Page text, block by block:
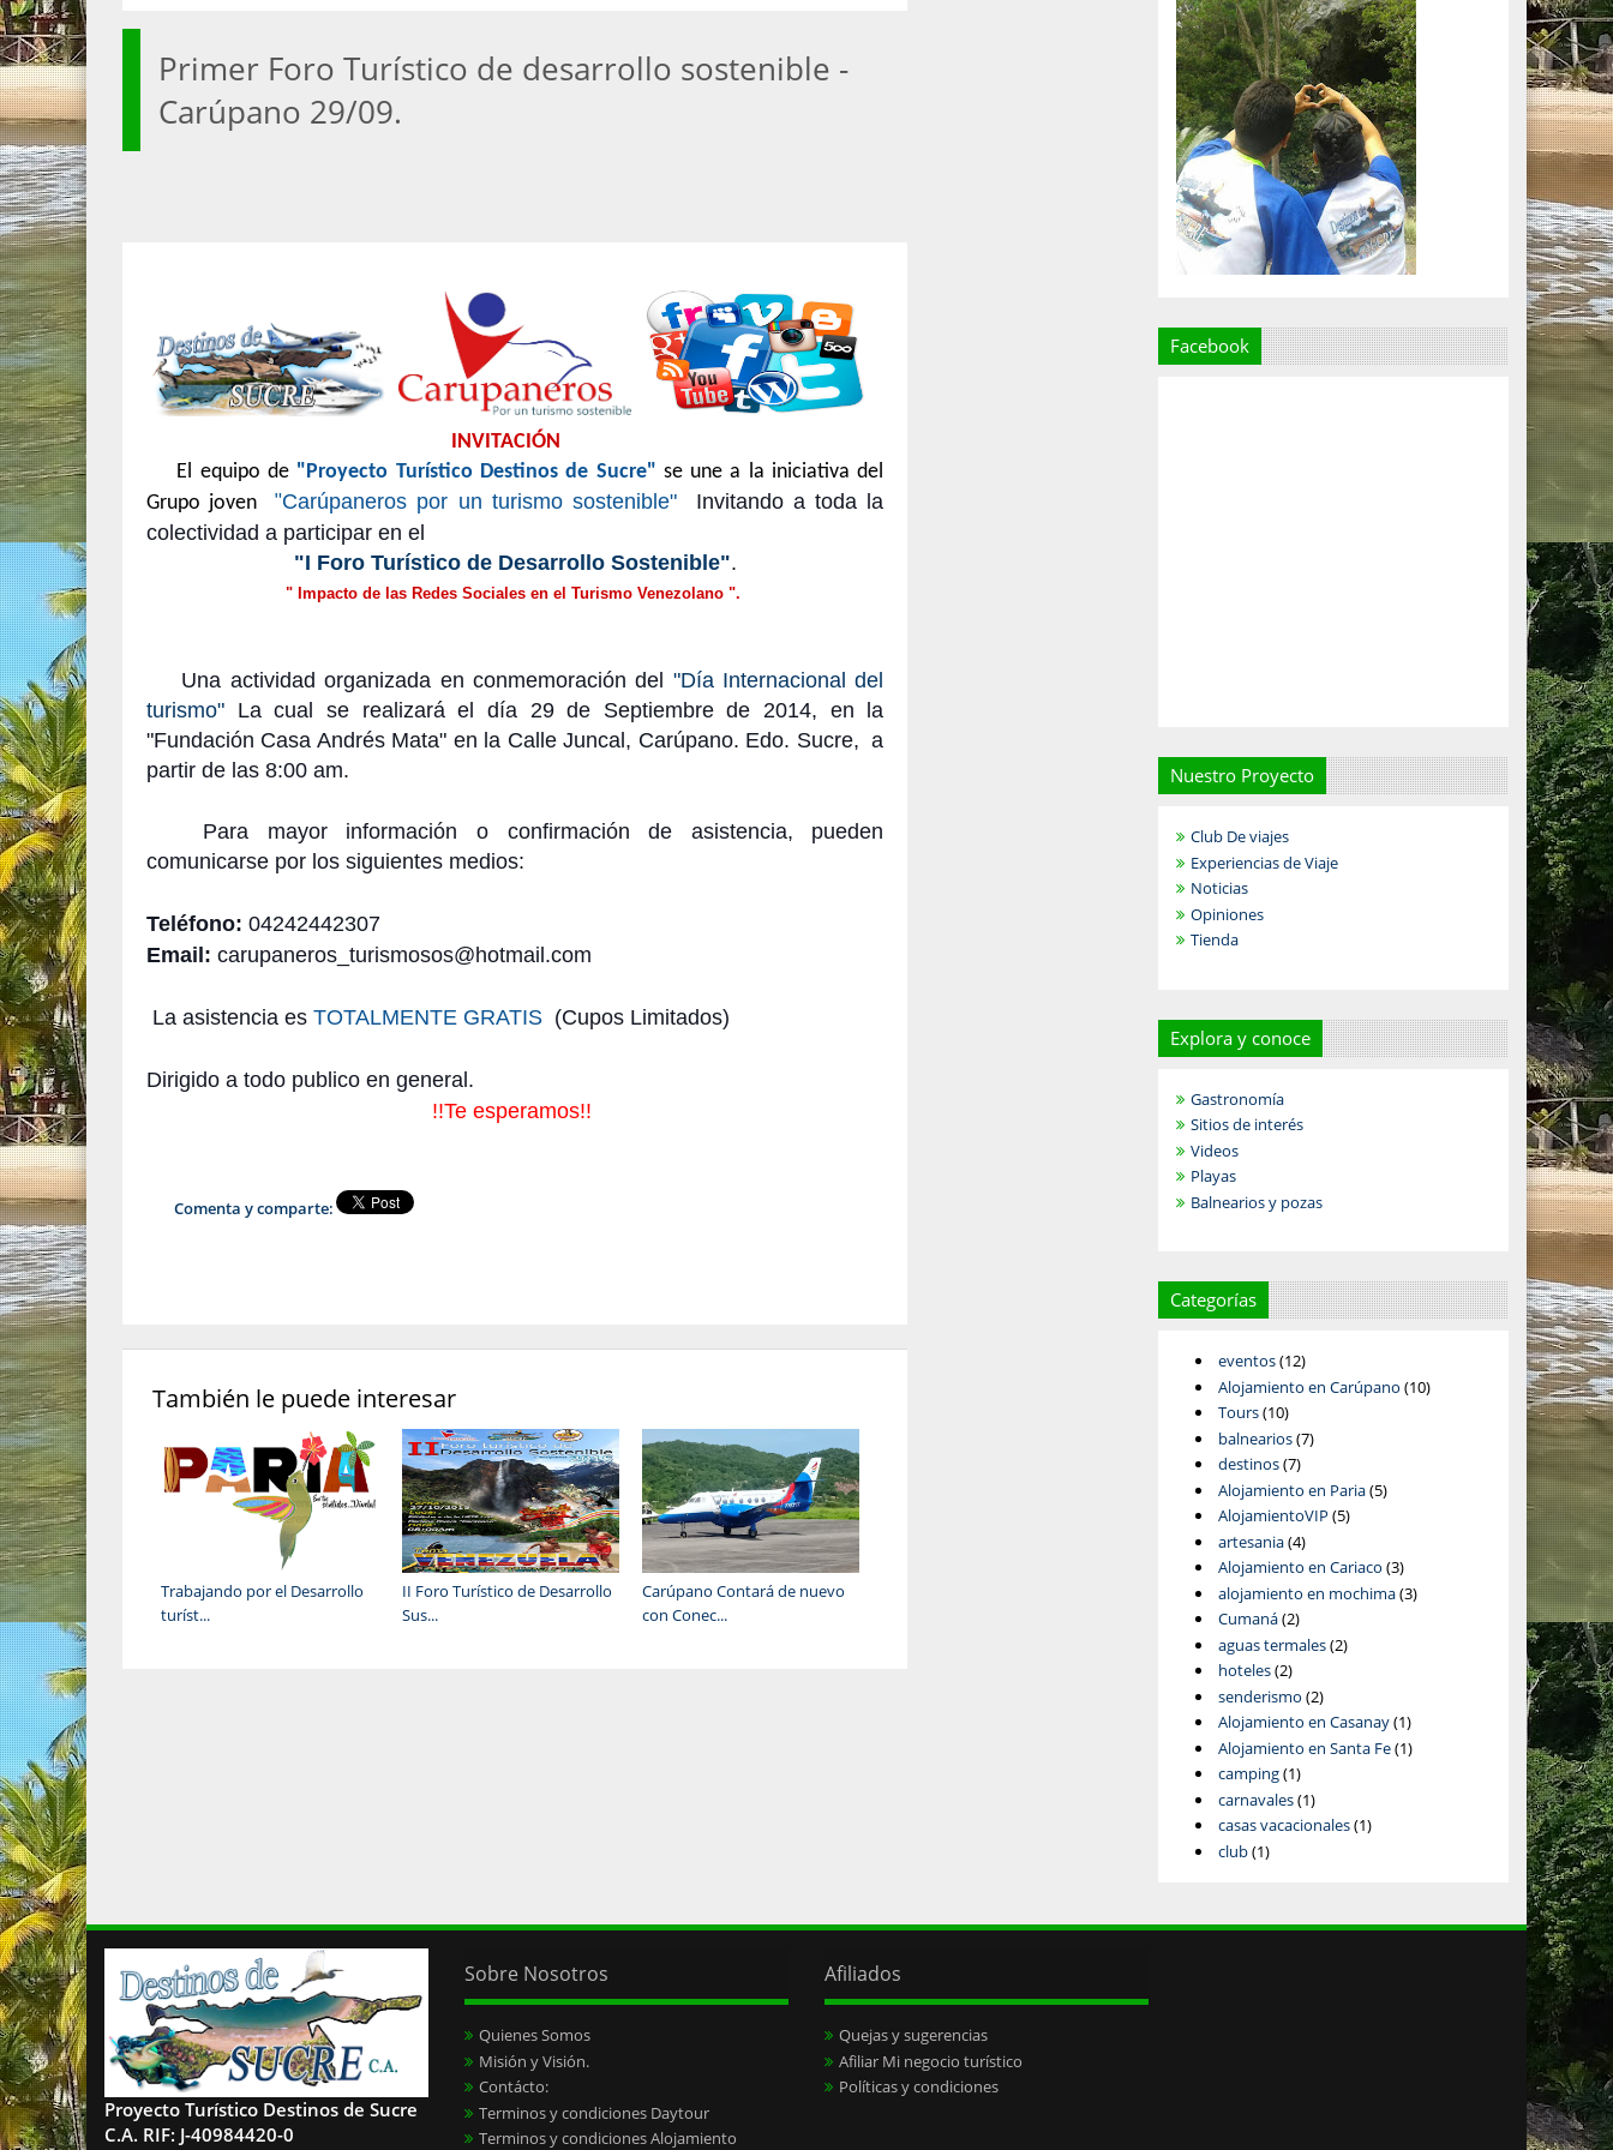
Primer Foro Turístico de desarrollo sostenible -
Carúpano 29/09.
INVITACIÓN
El equipo de "Proyecto Turístico Destinos de Sucre" se une a la iniciativa del
Grupo joven "Carúpaneros por un turismo sostenible"Invitando a toda la
colectividad a participar en el
"I Foro Turístico de Desarrollo Sostenible".
" Impacto de las Redes Sociales en el Turismo Venezolano ".
Una actividad organizada en conmemoración del "Día Internacional del
turismo" La cual se realizará el día 29 de Septiembre de 2014, en la
"Fundación Casa Andrés Mata" en la Calle Juncal, Carúpano. Edo. Sucre, a
partir de las 8:00 am.
Para mayor información o confirmación de asistencia, pueden
comunicarse por los siguientes medios:
Teléfono: 04242442307
Email: carupaneros_turismosos@hotmail.com
La asistencia es TOTALMENTE GRATIS (Cupos Limitados)
Dirigido a todo publico en general.
!!Te esperamos!!
Comenta y comparte:
También le puede interesar
Carúpano Contará de nuevo
con Conec...
II Foro Turístico de Desarrollo
Sus...
Trabajando por el Desarrollo
turíst...
Facebook
Nuestro Proyecto
Club De viajes
Experiencias de Viaje
Noticias
Opiniones
Tienda
Explora y conoce
Gastronomía
Sitios de interés
Videos
Playas
Balnearios y pozas
Categorías
eventos(12)
Alojamiento en Carúpano (10)
Tours(10)
balnearios(7)
destinos(7)
Alojamiento en Paria(5)
AlojamientoVIP (5)
artesania(4)
Alojamiento en Cariaco (3)
alojamiento en mochima(3)
Cumaná(2)
aguas termales(2)
hoteles(2)
senderismo (2)
Alojamiento en Casanay(1)
Alojamiento en Santa Fe(1)
camping(1)
carnavales(1)
casas vacacionales(1)
club(1)
Proyecto Turístico Destinos de Sucre
C.A. RIF: J-40984420-0
Sobre Nosotros
Quienes Somos
Misión y Visión.
Contácto:
Terminos y condiciones Daytour
Terminos y condiciones Alojamiento
Afiliados
Quejas y sugerencias
Afiliar Mi negocio turístico
Políticas y condiciones